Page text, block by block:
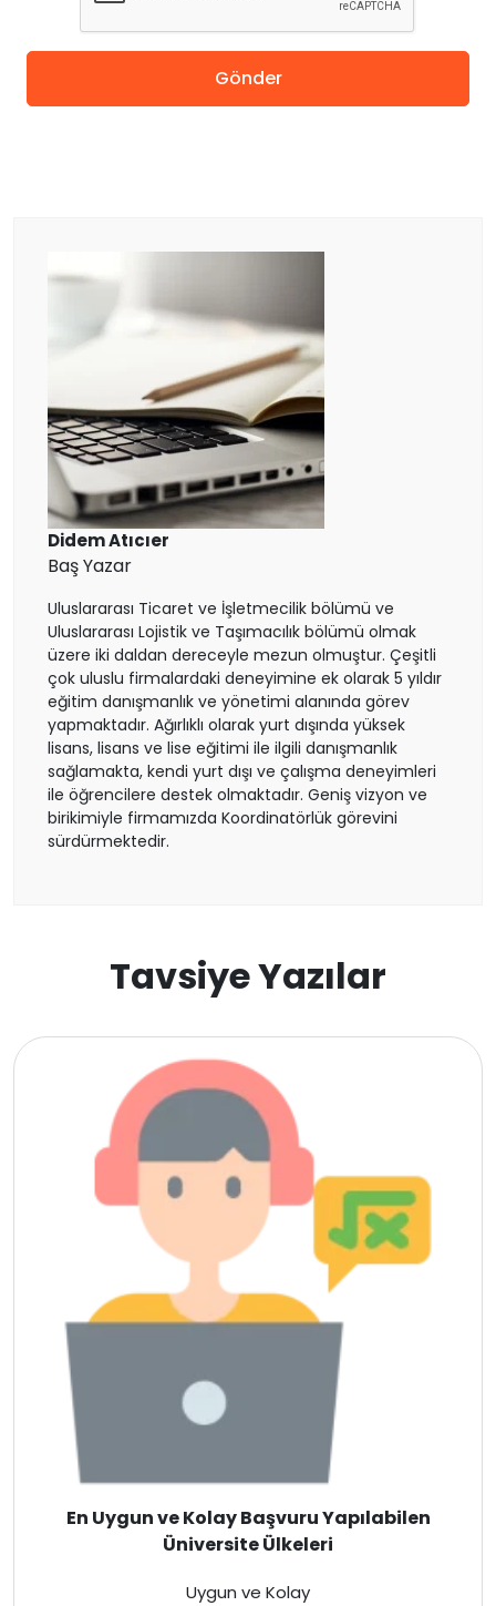
Amerika
Macaristan
İspanya
Finlandiya
Çekya
İtalya
İrlanda
İsviçre
Polonya
Fransa
Litvanya
Estonya
Danimarka
Avustralya
Hollanda
İngiltere
İrlanda
Gönder
Didem Atıcıer
Baş Yazar
Uluslararası Ticaret ve İşletmecilik bölümü ve
Uluslararası Lojistik ve Taşımacılık bölümü olmak
üzere iki daldan dereceyle mezun olmuştur. Çeşitli
çok uluslu firmalardaki deneyimine ek olarak 5 yıldır
eğitim danışmanlık ve yönetimi alanında görev
yapmaktadır. Ağırlıklı olarak yurt dışında yüksek
lisans, lisans ve lise eğitimi ile ilgili danışmanlık
sağlamakta, kendi yurt dışı ve çalışma deneyimleri
ile öğrencilere destek olmaktadır. Geniş vizyon ve
birikimiyle firmamızda Koordinatörlük görevini
sürdürmektedir.
Tavsiye Yazılar
En Uygun ve Kolay Başvuru Yapılabilen
Üniversite Ülkeleri
Uygun ve Kolay